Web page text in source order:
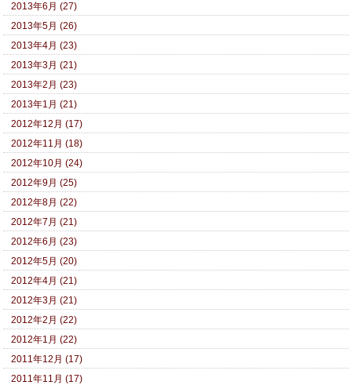
2013年6月 (27)
2013年5月 (26)
2013年4月 (23)
2013年3月 (21)
2013年2月 (23)
2013年1月 (21)
2012年12月 (17)
2012年11月 (18)
2012年10月 (24)
2012年9月 (25)
2012年8月 (22)
2012年7月 (21)
2012年6月 (23)
2012年5月 (20)
2012年4月 (21)
2012年3月 (21)
2012年2月 (22)
2012年1月 (22)
2011年12月 (17)
2011年11月 (17)